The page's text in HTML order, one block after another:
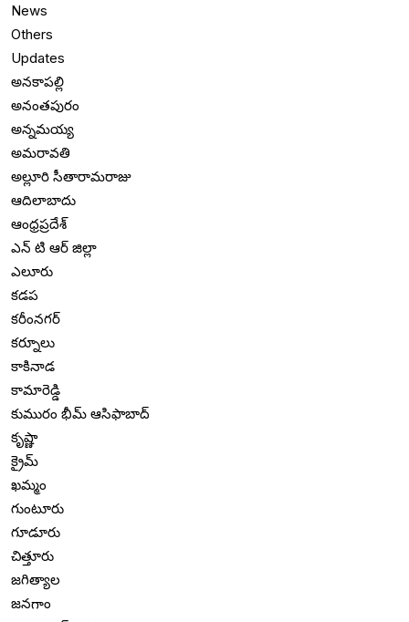
News
Others
Updates
అనకాపల్లి
అనంతపురం
అన్నమయ్య
అమరావతి
అల్లూరి సీతారామరాజు
ఆదిలాబాదు
ఆంధ్రప్రదేశ్
ఎన్ టి ఆర్ జిల్లా
ఎలూరు
కడప
కరీంనగర్
కర్నూలు
కాకినాడ
కామారెడ్డి
కుమురం భీమ్ ఆసిఫాబాద్
కృష్ణా
క్రైమ్
ఖమ్మం
గుంటూరు
గూడూరు
చిత్తూరు
జగిత్యాల
జనగాం